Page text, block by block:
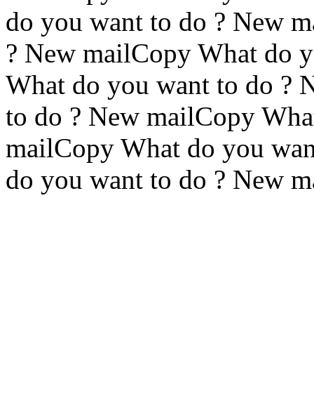
do you want to do ? New
? New mailCopy What do
What do you want to do ?
to do ? New mailCopy
mailCopy What do you
do you want to do ? New